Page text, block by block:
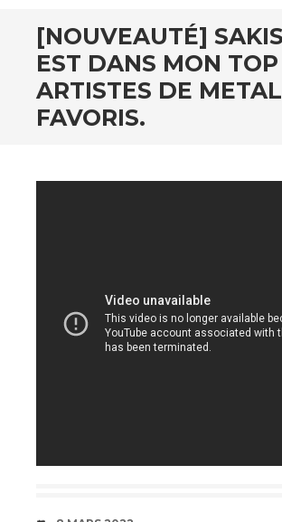
[NOUVEAUTÉ]
EST DANS MON
ARTISTES DE METAL
FAVORIS.